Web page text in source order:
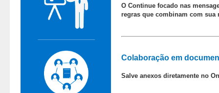
O Continue focado nas
regras que combinam com sua
Colaboração em
Salve anexos diretamente no